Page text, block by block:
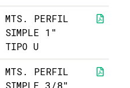
MTS. PERFIL
SIMPLE 1"
TIPO U
MTS. PERFIL
SIMPLE 3/8"